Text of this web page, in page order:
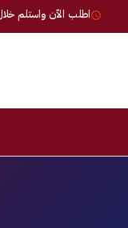
اطلب الآن واستلم خلال 24-72 ساعة